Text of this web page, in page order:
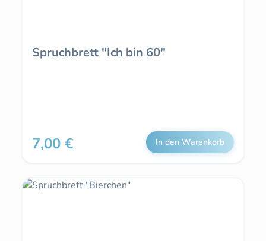
Spruchbrett "Ich bin 60"
Regulärer Preis:
7,00 € In den Warenkorb